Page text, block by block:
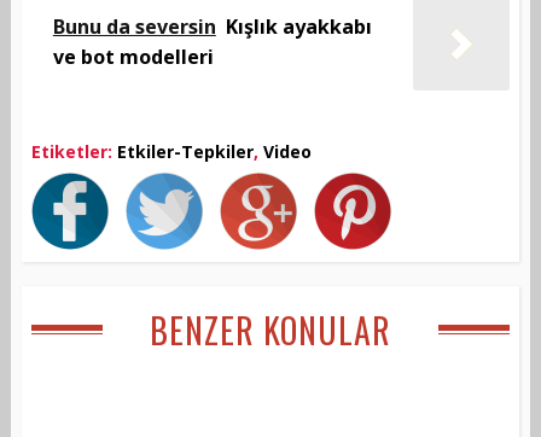
Bunu da seversin Kışlık ayakkabı
ve bot modelleri
Etiketler: Etkiler-Tepkiler, Video
BENZER KONULAR